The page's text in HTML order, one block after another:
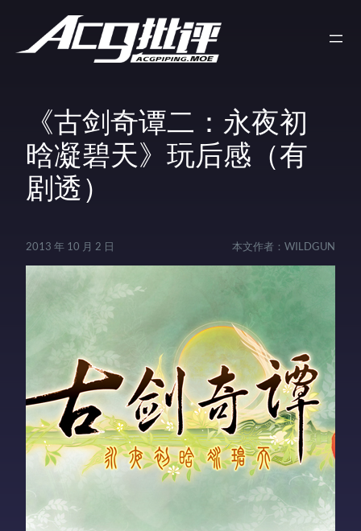
《古剑奇谭二：永夜初
晗凝碧天》玩后感（有
剧透）
2013 年 10 月 2 日 本文作者： WILDGUN